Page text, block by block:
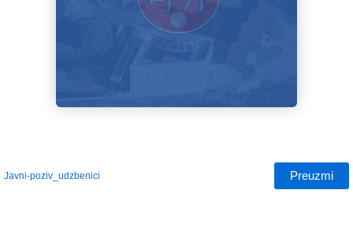
Javni-poziv_udzbenici Preuzmi